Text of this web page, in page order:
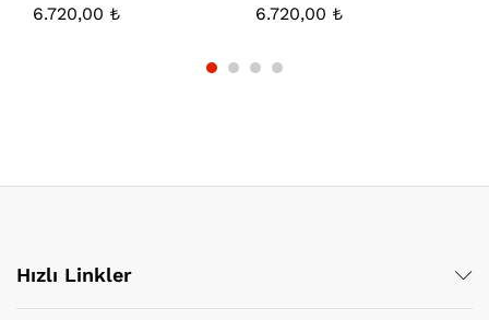
6.720,00 ₺ 6.720,00 ₺
Hızlı Linkler